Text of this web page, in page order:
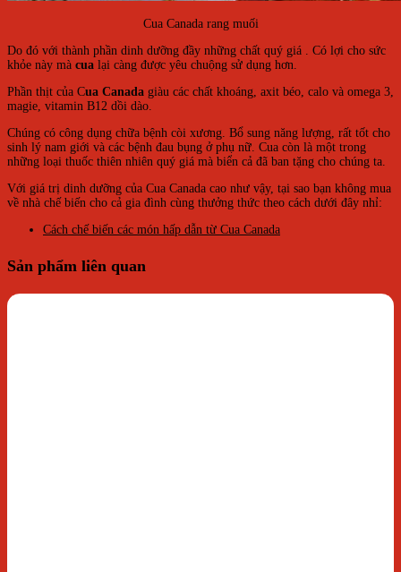
Cua Canada rang muối
Do đó với thành phần dinh dưỡng đầy những chất quý giá . Có lợi cho sức
khỏe này mà cua lại càng được yêu chuộng sử dụng hơn.
Phần thịt của Cua Canada giàu các chất khoáng, axit béo, calo và omega 3,
magie, vitamin B12 dồi dào.
Chúng có công dụng chữa bệnh còi xương. Bổ sung năng lượng, rất tốt cho
sinh lý nam giới và các bệnh đau bụng ở phụ nữ. Cua còn là một trong
những loại thuốc thiên nhiên quý giá mà biển cả đã ban tặng cho chúng ta.
Với giá trị dinh dưỡng của Cua Canada cao như vậy, tại sao bạn không mua
về nhà chế biến cho cả gia đình cùng thưởng thức theo cách dưới đây nhỉ:
Cách chế biến các món hấp dẫn từ Cua Canada
Sản phẩm liên quan